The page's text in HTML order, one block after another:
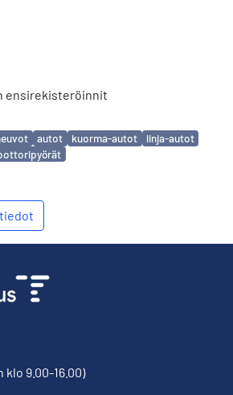
ensirekisteröinnit
autot kuorma-autot
linja-autot
klo 9.00-16.00)